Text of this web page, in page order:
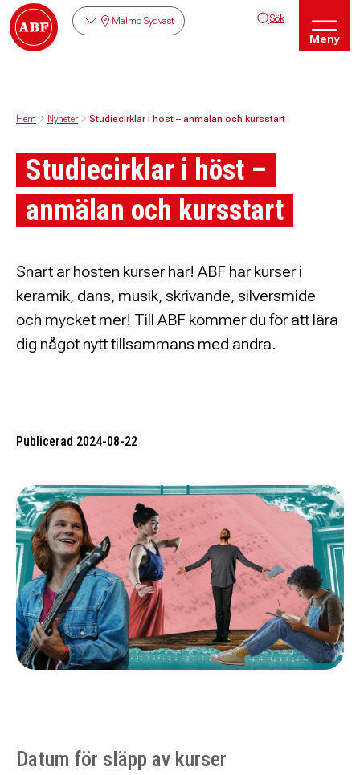
Malmö Sydväst Sök
Meny
Hem Nyheter Studiecirklar i höst – anmälan och kursstart
Studiecirklar i höst –
anmälan och kursstart
Snart är hösten kurser här! ABF har kurser i
keramik, dans, musik, skrivande, silversmide
och mycket mer! Till ABF kommer du för att lära
dig något nytt tillsammans med andra.
Publicerad 2024-08-22
Datum för släpp av kurser